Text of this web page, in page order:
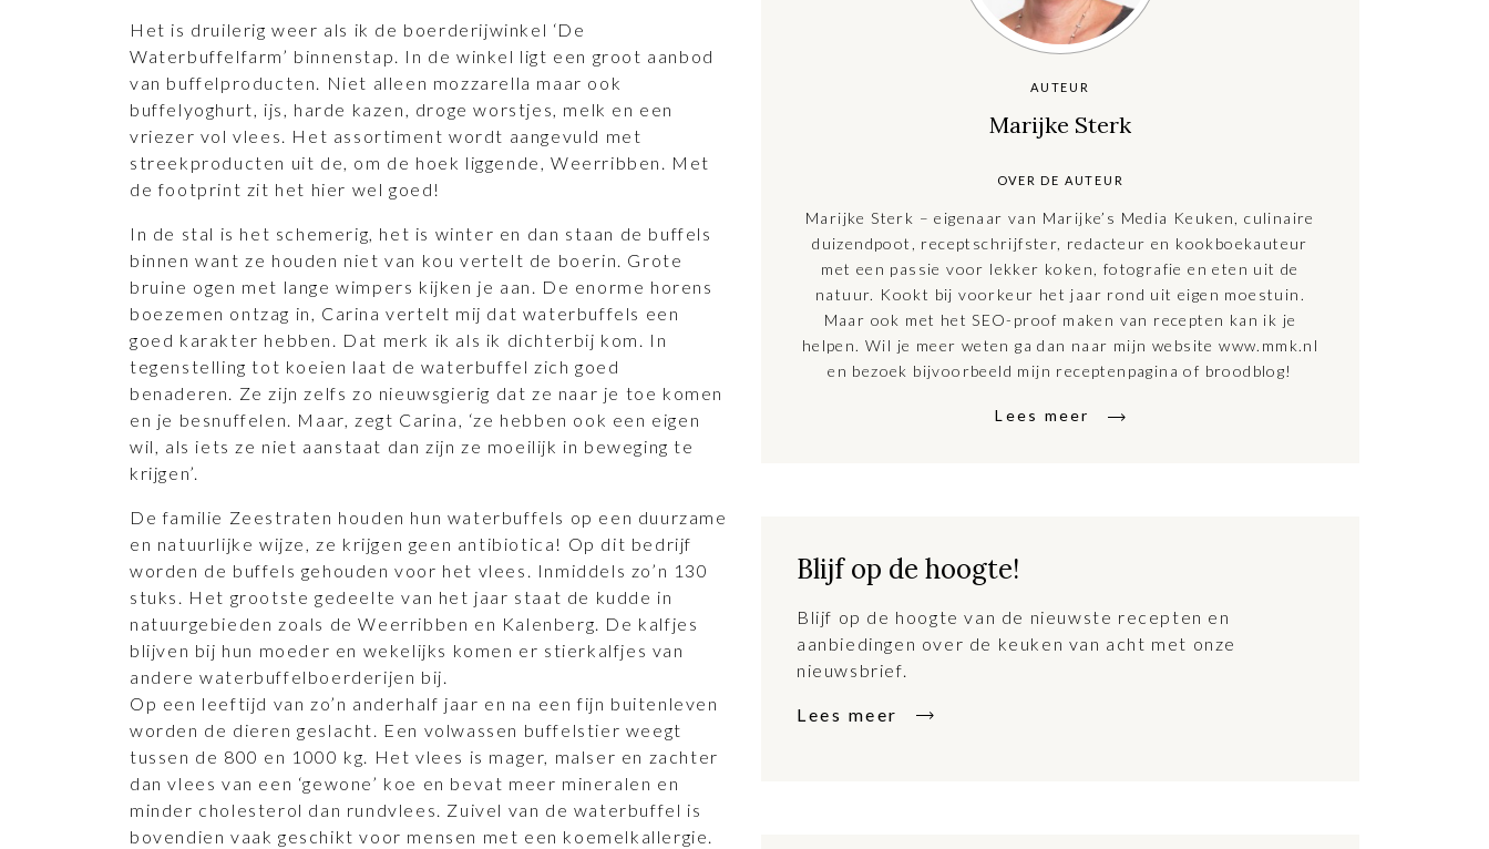
Het is druilerig weer als ik de boerderijwinkel ‘De
Waterbuffelfarm’ binnenstap. In de winkel ligt een groot aanbod
van buffelproducten. Niet alleen mozzarella maar ook
buffelyoghurt, ijs, harde kazen, droge worstjes, melk en een
vriezer vol vlees. Het assortiment wordt aangevuld met
streekproducten uit de, om de hoek liggende, Weerribben. Met
de footprint zit het hier wel goed!
In de stal is het schemerig, het is winter en dan staan de buffels
binnen want ze houden niet van kou vertelt de boerin. Grote
bruine ogen met lange wimpers kijken je aan. De enorme horens
boezemen ontzag in, Carina vertelt mij dat waterbuffels een
goed karakter hebben. Dat merk ik als ik dichterbij kom. In
tegenstelling tot koeien laat de waterbuffel zich goed
benaderen. Ze zijn zelfs zo nieuwsgierig dat ze naar je toe komen
en je besnuffelen. Maar, zegt Carina, ‘ze hebben ook een eigen
wil, als iets ze niet aanstaat dan zijn ze moeilijk in beweging te
krijgen’.
De familie Zeestraten houden hun waterbuffels op een duurzame
en natuurlijke wijze, ze krijgen geen antibiotica! Op dit bedrijf
worden de buffels gehouden voor het vlees. Inmiddels zo’n 130
stuks. Het grootste gedeelte van het jaar staat de kudde in
natuurgebieden zoals de Weerribben en Kalenberg. De kalfjes
blijven bij hun moeder en wekelijks komen er stierkalfjes van
andere waterbuffelboerderijen bij.
Op een leeftijd van zo’n anderhalf jaar en na een fijn buitenleven
worden de dieren geslacht. Een volwassen buffelstier weegt
tussen de 800 en 1000 kg. Het vlees is mager, malser en zachter
dan vlees van een ‘gewone’ koe en bevat meer mineralen en
minder cholesterol dan rundvlees. Zuivel van de waterbuffel is
bovendien vaak geschikt voor mensen met een koemelkallergie.
AUTEUR
Marijke Sterk
OVER DE AUTEUR
Marijke Sterk – eigenaar van Marijke’s Media Keuken, culinaire
duizendpoot, receptschrijfster, redacteur en kookboekauteur
met een passie voor lekker koken, fotografie en eten uit de
natuur. Kookt bij voorkeur het jaar rond uit eigen moestuin.
Maar ook met het SEO-proof maken van recepten kan ik je
helpen. Wil je meer weten ga dan naar mijn website www.mmk.nl
en bezoek bijvoorbeeld mijn receptenpagina of broodblog!
Lees meer
Blijf op de hoogte!
Blijf op de hoogte van de nieuwste recepten en
aanbiedingen over de keuken van acht met onze
nieuwsbrief.
Lees meer